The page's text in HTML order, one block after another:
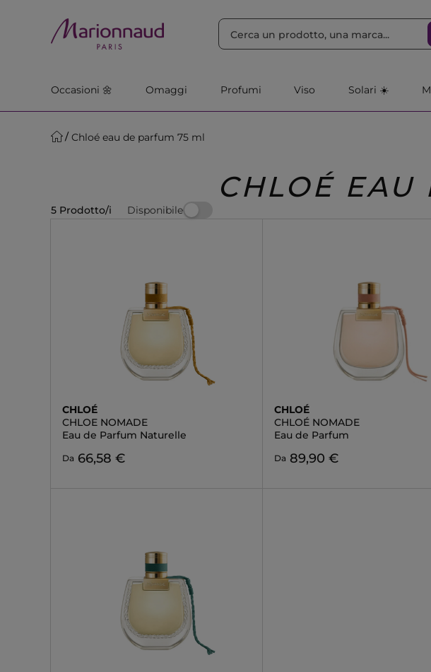
Occasioni 🌼 Omaggi Profumi Viso Solari ☀️
Chloé eau de parfum 75 ml
CHLOÉ EAU
5 Prodotto/i Disponibile
CHLOÉ
CHLOE NOMADE
Eau de Parfum Naturelle
Da 66,58 €
CHLOÉ
CHLOÉ NOMADE
Eau de Parfum
Da 89,90 €